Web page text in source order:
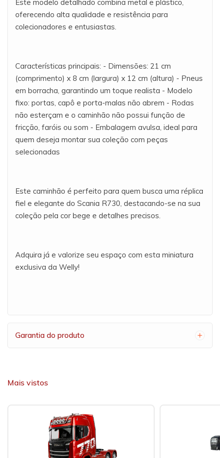
Este modelo detalhado combina metal e plástico,
oferecendo alta qualidade e resistência para
colecionadores e entusiastas.
Características principais: - Dimensões: 21 cm
(comprimento) x 8 cm (largura) x 12 cm (altura) - Pneus
em borracha, garantindo um toque realista - Modelo
fixo: portas, capô e porta-malas não abrem - Rodas
não esterçam e o caminhão não possui função de
fricção, faróis ou som - Embalagem avulsa, ideal para
quem deseja montar sua coleção com peças
selecionadas
Este caminhão é perfeito para quem busca uma réplica
fiel e elegante do Scania R730, destacando-se na sua
coleção pela cor bege e detalhes precisos.
Adquira já e valorize seu espaço com esta miniatura
exclusiva da Welly!
Garantia do produto
Mais vistos